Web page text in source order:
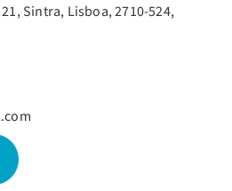
Sintra, Lisboa, 2710-524,